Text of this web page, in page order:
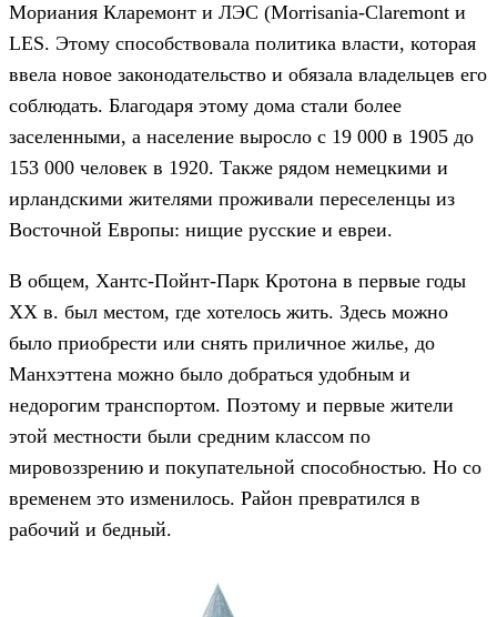
Мориания Кларемонт и ЛЭС (Morrisania-Claremont и
LES. Этому способствовала политика власти, которая
ввела новое законодательство и обязала владельцев его
соблюдать. Благодаря этому дома стали более
заселенными, а население выросло с 19 000 в 1905 до
153 000 человек в 1920. Также рядом немецкими и
ирландскими жителями проживали переселенцы из
Восточной Европы: нищие русские и евреи.
В общем, Хантс-Пойнт-Парк Кротона в первые годы
ХХ в. был местом, где хотелось жить. Здесь можно
было приобрести или снять приличное жилье, до
Манхэттена можно было добраться удобным и
недорогим транспортом. Поэтому и первые жители
этой местности были средним классом по
мировоззрению и покупательной способностью. Но со
временем это изменилось. Район превратился в
рабочий и бедный.